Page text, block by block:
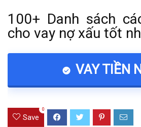
100+ Danh sách
cho vay nợ xấu tốt
VAY TIỀN
Save
0